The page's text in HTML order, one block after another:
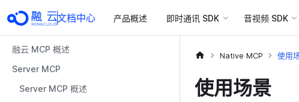
文档中心 产品概述 即时通讯 SDK 音视频 SDK
融云 MCP 概述
Server MCP
Server MCP 概述
Native MCP 使用
使用场景